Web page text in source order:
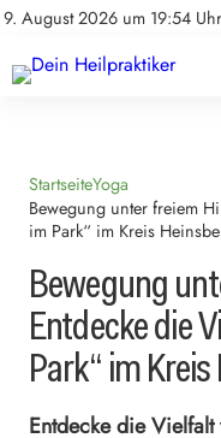
9. August 2026 um 19:54 Uhr
Impressum
Natürliche Medizin
Heilpflanzen &
StartseiteYoga
Bewegung unter freiem
im Park“ im Kreis
Bewegung
Entdecke die
Park“ im
Entdecke die